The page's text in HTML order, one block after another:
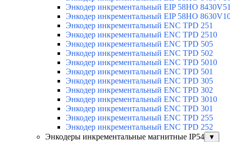
Энкодер инкрементальный EIP 58HO
Энкодер инкрементальный EIP 58HO
Энкодер инкрементальный ENC TPD 251
Энкодер инкрементальный ENC TPD 2510
Энкодер инкрементальный ENC TPD 505
Энкодер инкрементальный ENC TPD 502
Энкодер инкрементальный ENC TPD 5010
Энкодер инкрементальный ENC TPD 501
Энкодер инкрементальный ENC TPD 305
Энкодер инкрементальный ENC TPD 302
Энкодер инкрементальный ENC TPD 3010
Энкодер инкрементальный ENC TPD 301
Энкодер инкрементальный ENC TPD 255
Энкодер инкрементальный ENC TPD 252
Энкодеры инкрементальные магнитные IP54
▼